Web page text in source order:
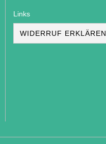
Links
WIDERRUF ERKLÄREN